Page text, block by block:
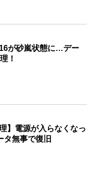
が砂嵐状態に…デー
！
】電源が入らなくなっ
タ無事で復旧